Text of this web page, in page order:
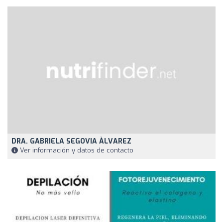
DRA. GABRIELA SEGOVIA ÀLVAREZ
Ver información y datos de contacto